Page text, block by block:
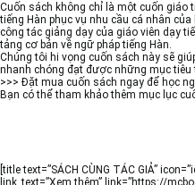
Cuốn sách không chỉ là một cuốn giáo
tiếng Hàn phục vụ nhu cầu cá nhân
công tác giảng dạy của giáo viên dạy
tảng cơ bản về ngữ pháp tiếng Hàn.
Chúng tôi hi vọng cuốn sách này sẽ
nhanh chóng đạt được những mục tiêu
>>> Đặt mua cuốn sách ngay để học
Bạn có thể tham khảo thêm mục lục
[title text=”SÁCH CÙNG TÁC GIẢ”
link_text=”Xem thêm” link=”https://